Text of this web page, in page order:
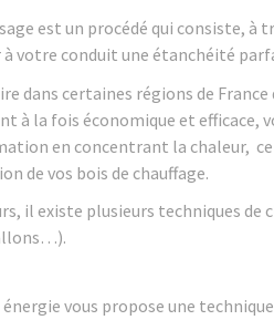
est un procédé qui consiste, à
à votre conduit une étanchéité
dans certaines régions de France
à la fois économique et efficace,
en concentrant la chaleur,
de vos bois de chauffage.
il existe plusieurs techniques de
vous propose une